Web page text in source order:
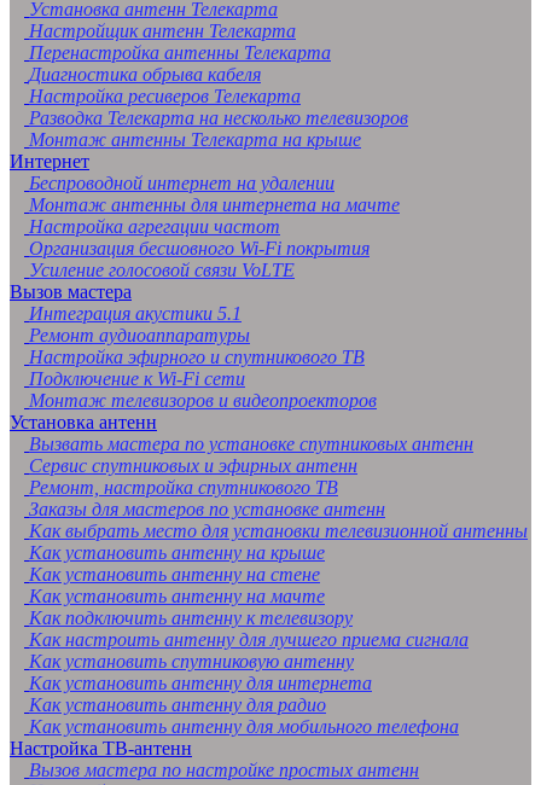
Установка антенн Телекарта
Настройщик антенн Телекарта
Перенастройка антенны Телекарта
Диагностика обрыва кабеля
Настройка ресиверов Телекарта
Разводка Телекарта на несколько телевизоров
Монтаж антенны Телекарта на крыше
Интернет
Беспроводной интернет на удалении
Монтаж антенны для интернета на мачте
Настройка агрегации частот
Организация бесшовного Wi-Fi покрытия
Усиление голосовой связи VoLTE
Вызов мастера
Интеграция акустики 5.1
Ремонт аудиоаппаратуры
Настройка эфирного и спутникового ТВ
Подключение к Wi-Fi сети
Монтаж телевизоров и видеопроекторов
Установка антенн
Вызвать мастера по установке спутниковых антенн
Сервис спутниковых и эфирных антенн
Ремонт, настройка спутникового ТВ
Заказы для мастеров по установке антенн
Как выбрать место для установки телевизионной антенны
Как установить антенну на крыше
Как установить антенну на стене
Как установить антенну на мачте
Как подключить антенну к телевизору
Как настроить антенну для лучшего приема сигнала
Как установить спутниковую антенну
Как установить антенну для интернета
Как установить антенну для радио
Как установить антенну для мобильного телефона
Настройка ТВ-антенн
Вызов мастера по настройке простых антенн